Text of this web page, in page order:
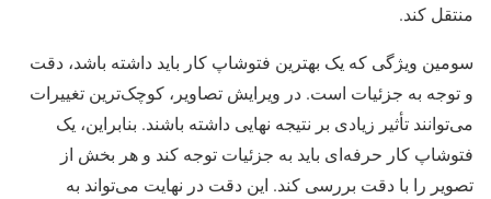
منتقل کند.
سومین ویژگی که یک بهترین فتوشاپ کار باید داشته باشد، دقت
و توجه به جزئیات است. در ویرایش تصاویر، کوچک‌ترین تغییرات
می‌توانند تأثیر زیادی بر نتیجه نهایی داشته باشند. بنابراین، یک
فتوشاپ کار حرفه‌ای باید به جزئیات توجه کند و هر بخش از
تصویر را با دقت بررسی کند. این دقت در نهایت می‌تواند به